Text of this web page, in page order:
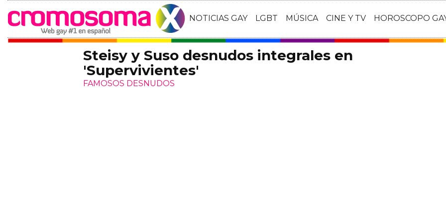
NOTICIAS GAY LGBT MÚSICA CINE Y TV HOROSCOPO
Steisy y Suso desnudos integrales en
'Supervivientes'
FAMOSOS DESNUDOS